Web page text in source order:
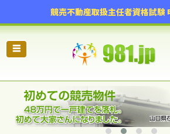
競売不動産取扱主任者資格試験
☰